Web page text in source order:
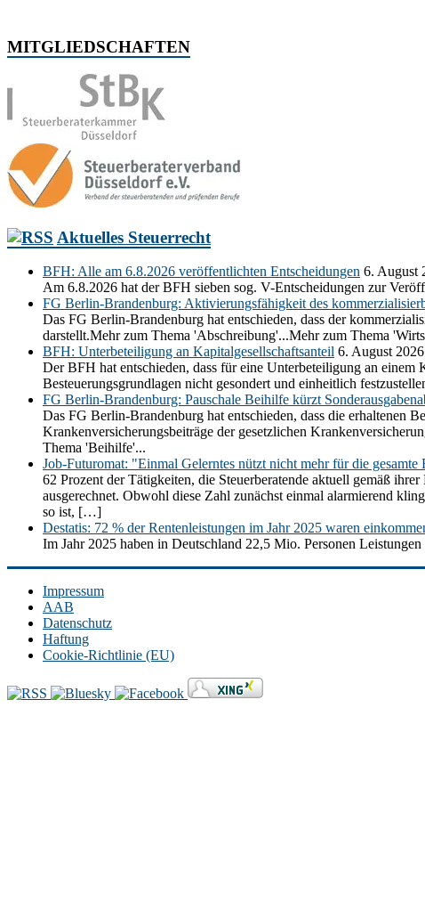
MITGLIEDSCHAFTEN
Aktuelles Steuerrecht
BFH: Alle am 6.8.2026 veröffentlichten Entscheidungen 6. August
Am 6.8.2026 hat der BFH sieben sog. V-Entscheidungen zur
FG Berlin-Brandenburg: Aktivierungsfähigkeit des
Das FG Berlin-Brandenburg hat entschieden, dass der
darstellt.Mehr zum Thema 'Abschreibung'...Mehr zum Thema
BFH: Unterbeteiligung an Kapitalgesellschaftsanteil 6. August 2026
Der BFH hat entschieden, dass für eine Unterbeteiligung an
Besteuerungsgrundlagen nicht gesondert und einheitlich
FG Berlin-Brandenburg: Pauschale Beihilfe kürzt
Das FG Berlin-Brandenburg hat entschieden, dass die erhaltenen
Krankenversicherungsbeiträge der gesetzlichen
Thema 'Beihilfe'...
Job-Futuromat: "Einmal Gelerntes nützt nicht mehr für die gesamte
62 Prozent der Tätigkeiten, die Steuerberatende aktuell gemäß
ausgerechnet. Obwohl diese Zahl zunächst einmal alarmierend
so ist, […]
Destatis: 72 % der Rentenleistungen im Jahr 2025 waren
Im Jahr 2025 haben in Deutschland 22,5 Mio. Personen
Impressum
AAB
Datenschutz
Haftung
Cookie-Richtlinie (EU)